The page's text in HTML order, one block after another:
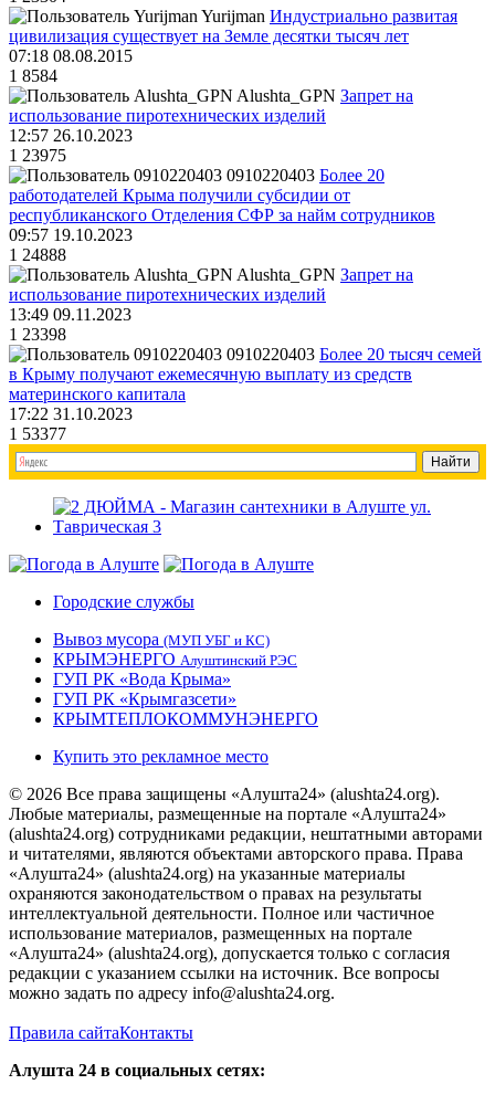
Yurijman Индустриально развитая
цивилизация существует на Земле десятки тысяч лет
07:18 08.08.2015
1 8584
Alushta_GPN Запрет на
использование пиротехнических изделий
12:57 26.10.2023
1 23975
0910220403 Более 20
работодателей Крыма получили субсидии от
республиканского Отделения СФР за найм сотрудников
09:57 19.10.2023
1 24888
Alushta_GPN Запрет на
использование пиротехнических изделий
13:49 09.11.2023
1 23398
0910220403 Более 20 тысяч семей
в Крыму получают ежемесячную выплату из средств
материнского капитала
17:22 31.10.2023
1 53377
Городские службы
Вывоз мусора (МУП УБГ и КС)
КРЫМЭНЕРГО Алуштинский РЭС
ГУП РК «Вода Крыма»
ГУП РК «Крымгазсети»
КРЫМТЕПЛОКОММУНЭНЕРГО
Купить это рекламное место
© 2026 Все права защищены «Алушта24» (alushta24.org).
Любые материалы, размещенные на портале «Алушта24»
(alushta24.org) сотрудниками редакции, нештатными авторами
и читателями, являются объектами авторского права. Права
«Алушта24» (alushta24.org) на указанные материалы
охраняются законодательством о правах на результаты
интеллектуальной деятельности. Полное или частичное
использование материалов, размещенных на портале
«Алушта24» (alushta24.org), допускается только с согласия
редакции с указанием ссылки на источник. Все вопросы
можно задать по адресу info@alushta24.org.
Правила сайтаКонтакты
Алушта 24 в социальных сетях: